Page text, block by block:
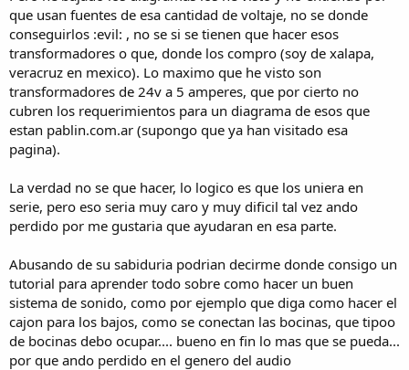
que usan fuentes de esa cantidad de voltaje, no se donde
conseguirlos :evil: , no se si se tienen que hacer esos
transformadores o que, donde los compro (soy de xalapa,
veracruz en mexico). Lo maximo que he visto son
transformadores de 24v a 5 amperes, que por cierto no
cubren los requerimientos para un diagrama de esos que
estan pablin.com.ar (supongo que ya han visitado esa
pagina).
La verdad no se que hacer, lo logico es que los uniera en
serie, pero eso seria muy caro y muy dificil tal vez ando
perdido por me gustaria que ayudaran en esa parte.
Abusando de su sabiduria podrian decirme donde consigo un
tutorial para aprender todo sobre como hacer un buen
sistema de sonido, como por ejemplo que diga como hacer el
cajon para los bajos, como se conectan las bocinas, que tipoo
de bocinas debo ocupar.... bueno en fin lo mas que se pueda...
por que ando perdido en el genero del audio